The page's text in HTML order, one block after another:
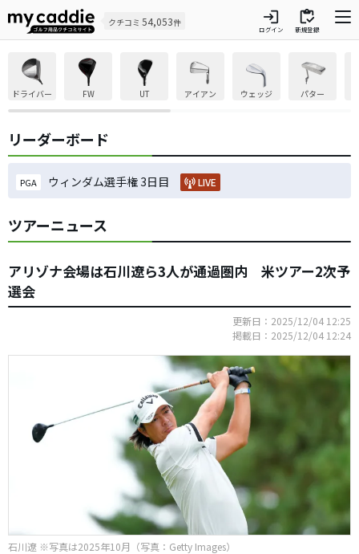
クチコミ 54,053件 login
ログイン
inventory
新規登録
ドライバー FW UT アイアン ウェッジ パター
リーダーボード
PGA ウィンダム選手権 3日目 LIVE
ツアーニュース
アリゾナ会場は石川遼ら3人が通過圏内 米ツアー2次予
選会
更新日：2025/12/04 12:25
掲載日：2025/12/04 12:24
石川遼 ※写真は2025年10月（写真：Getty Images）